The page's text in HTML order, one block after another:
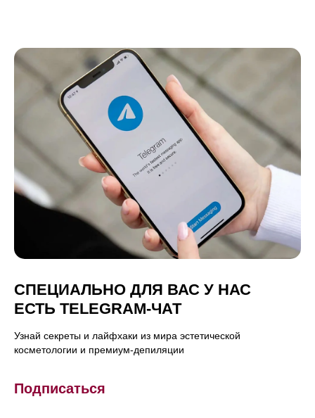
СПЕЦИАЛЬНО ДЛЯ ВАС У НАС
ЕСТЬ TELEGRAM-ЧАТ
Узнай секреты и лайфхаки из мира эстетической
косметологии и премиум-депиляции
Подписаться